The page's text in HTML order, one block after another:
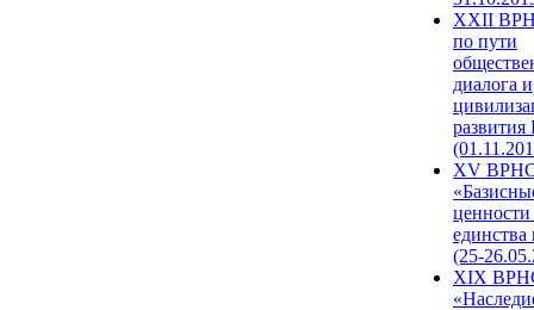
XXII
по пути
диалога и
развития
XV
единства
(25-
XIX